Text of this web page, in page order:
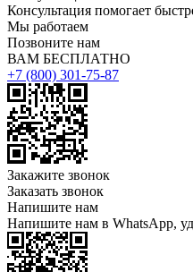
Консультация помогает
Мы работаем
Позвоните нам
ВАМ БЕСПЛАТНО
+7 (800) 301-75-87
Закажите звонок
Заказать звонок
Напишите нам
Напишите нам в WhatsApp,